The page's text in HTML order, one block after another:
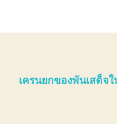
เครนยกของพันเสด็จ